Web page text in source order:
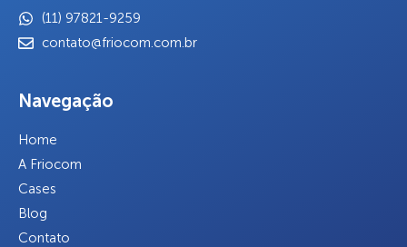
(11) 97821-9259
contato@friocom.com.br
Navegação
Home
A Friocom
Cases
Blog
Contato